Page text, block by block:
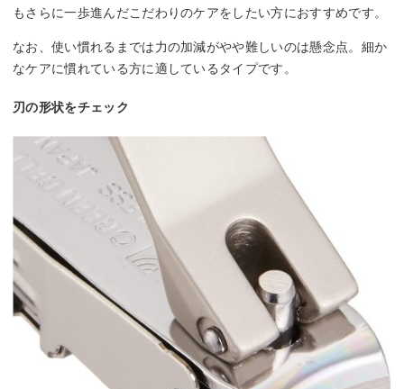
もさらに一歩進んだこだわりのケアをしたい方におすすめです。
なお、使い慣れるまでは力の加減がやや難しいのは懸念点。細か
なケアに慣れている方に適しているタイプです。
刃の形状をチェック